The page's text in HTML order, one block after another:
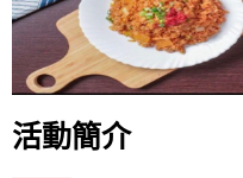
活動簡介